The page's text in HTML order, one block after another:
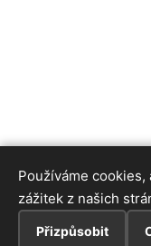
Používáme
zážitek z našich
Přizpůsobit